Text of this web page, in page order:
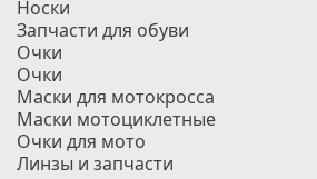
Носки
Запчасти для обуви
Очки
Очки
Маски для мотокросса
Маски мотоциклетные
Очки для мото
Линзы и запчасти